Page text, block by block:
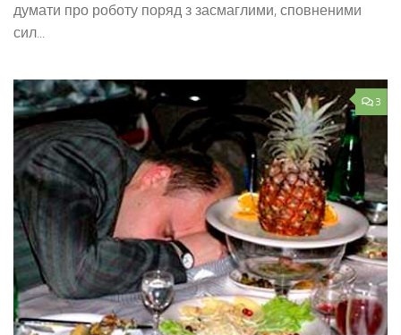
думати про роботу поряд з засмаглими, сповненими
сил...
3